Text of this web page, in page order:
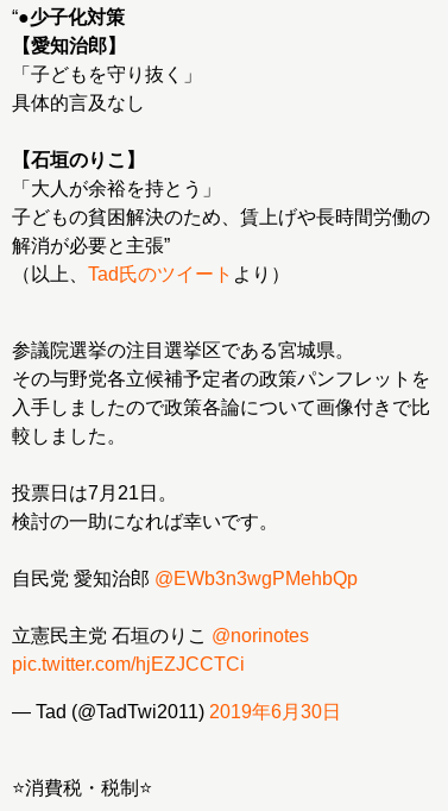
“●少子化対策
【愛知治郎】
「子どもを守り抜く」
具体的言及なし
【石垣のりこ】
「大人が余裕を持とう」
子どもの貧困解決のため、賃上げや長時間労働の
解消が必要と主張”
（以上、 Tad氏のツイート より）
参議院選挙の注目選挙区である宮城県。
その与野党各立候補予定者の政策パンフレットを
入手しましたので政策各論について画像付きで比
較しました。
投票日は7月21日。
検討の一助になれば幸いです。
自民党 愛知治郎 @EWb3n3wgPMehbQp
立憲民主党 石垣のりこ @norinotes
pic.twitter.com/hjEZJCCTCi
— Tad (@TadTwi2011) 2019年6月30日
⭐消費税・税制⭐